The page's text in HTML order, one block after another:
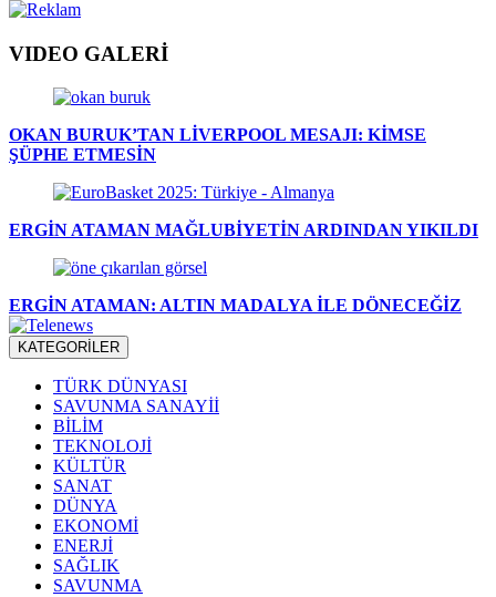
VIDEO GALERİ
OKAN BURUK’TAN LİVERPOOL MESAJI: KİMSE
ŞÜPHE ETMESİN
ERGİN ATAMAN MAĞLUBİYETİN ARDINDAN YIKILDI
ERGİN ATAMAN: ALTIN MADALYA İLE DÖNECEĞİZ
KATEGORİLER
TÜRK DÜNYASI
SAVUNMA SANAYİİ
BİLİM
TEKNOLOJİ
KÜLTÜR
SANAT
DÜNYA
EKONOMİ
ENERJİ
SAĞLIK
SAVUNMA